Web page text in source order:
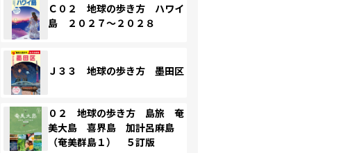
Ｃ０２ 地球の歩き方 ハワイ
島 ２０２７～２０２８
Ｊ３３ 地球の歩き方 墨田区
０２ 地球の歩き方 島旅 奄
美大島 喜界島 加計呂麻島
（奄美群島１） ５訂版